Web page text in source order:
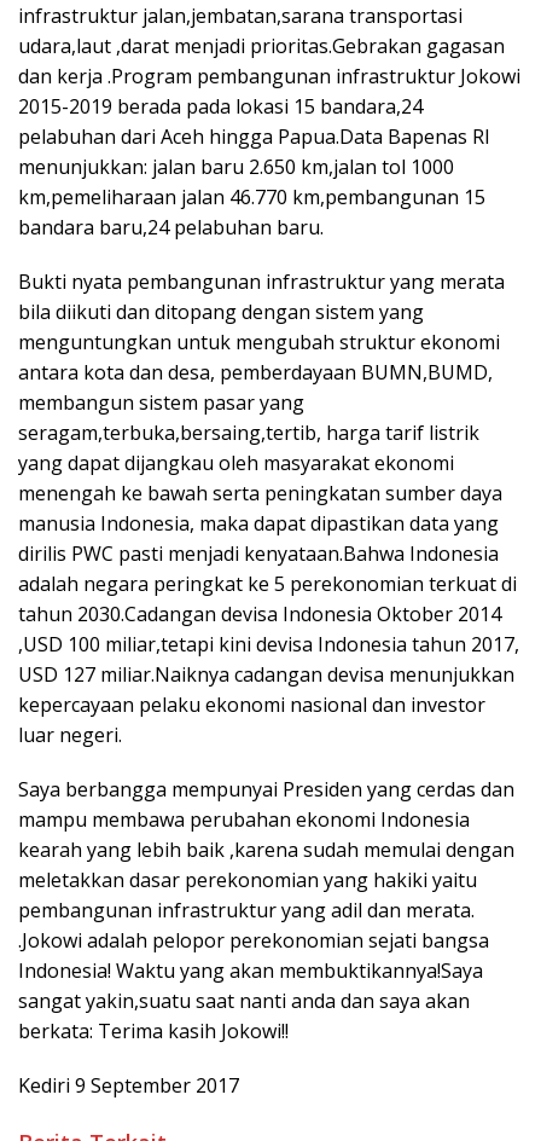
infrastruktur jalan,jembatan,sarana transportasi
udara,laut ,darat menjadi prioritas.Gebrakan gagasan
dan kerja .Program pembangunan infrastruktur Jokowi
2015-2019 berada pada lokasi 15 bandara,24
pelabuhan dari Aceh hingga Papua.Data Bapenas RI
menunjukkan: jalan baru 2.650 km,jalan tol 1000
km,pemeliharaan jalan 46.770 km,pembangunan 15
bandara baru,24 pelabuhan baru.
Bukti nyata pembangunan infrastruktur yang merata
bila diikuti dan ditopang dengan sistem yang
menguntungkan untuk mengubah struktur ekonomi
antara kota dan desa, pemberdayaan BUMN,BUMD,
membangun sistem pasar yang
seragam,terbuka,bersaing,tertib, harga tarif listrik
yang dapat dijangkau oleh masyarakat ekonomi
menengah ke bawah serta peningkatan sumber daya
manusia Indonesia, maka dapat dipastikan data yang
dirilis PWC pasti menjadi kenyataan.Bahwa Indonesia
adalah negara peringkat ke 5 perekonomian terkuat di
tahun 2030.Cadangan devisa Indonesia Oktober 2014
,USD 100 miliar,tetapi kini devisa Indonesia tahun 2017,
USD 127 miliar.Naiknya cadangan devisa menunjukkan
kepercayaan pelaku ekonomi nasional dan investor
luar negeri.
Saya berbangga mempunyai Presiden yang cerdas dan
mampu membawa perubahan ekonomi Indonesia
kearah yang lebih baik ,karena sudah memulai dengan
meletakkan dasar perekonomian yang hakiki yaitu
pembangunan infrastruktur yang adil dan merata.
.Jokowi adalah pelopor perekonomian sejati bangsa
Indonesia! Waktu yang akan membuktikannya!Saya
sangat yakin,suatu saat nanti anda dan saya akan
berkata: Terima kasih Jokowi!!
Kediri 9 September 2017